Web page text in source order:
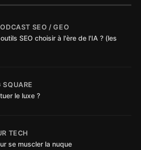
SEO / GEO
SEO choisir à l'ère de l'IA ? (les
SQUARE
le luxe ?
TECH
se muscler la nuque